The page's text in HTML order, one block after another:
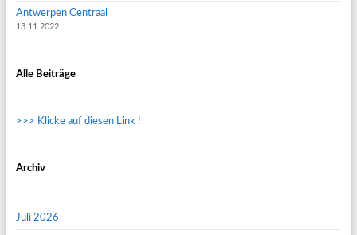
Antwerpen Centraal
13.11.2022
Alle Beiträge
>>> Klicke auf diesen Link !
Archiv
Juli 2026